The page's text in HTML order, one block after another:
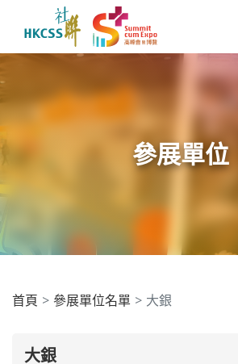
參展單位
首頁 參展單位名單 大銀
大銀